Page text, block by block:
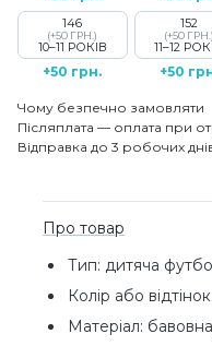
146
(+50 ГРН.)
10–11 РОКІВ
+50 грн.
152
(+50 ГРН.)
11–12
+50
Чому безпечно замовляти
Післяплата — оплата при
Відправка до 3 робочих
Про товар
Тип: дитяча
Колір або
Матеріал: